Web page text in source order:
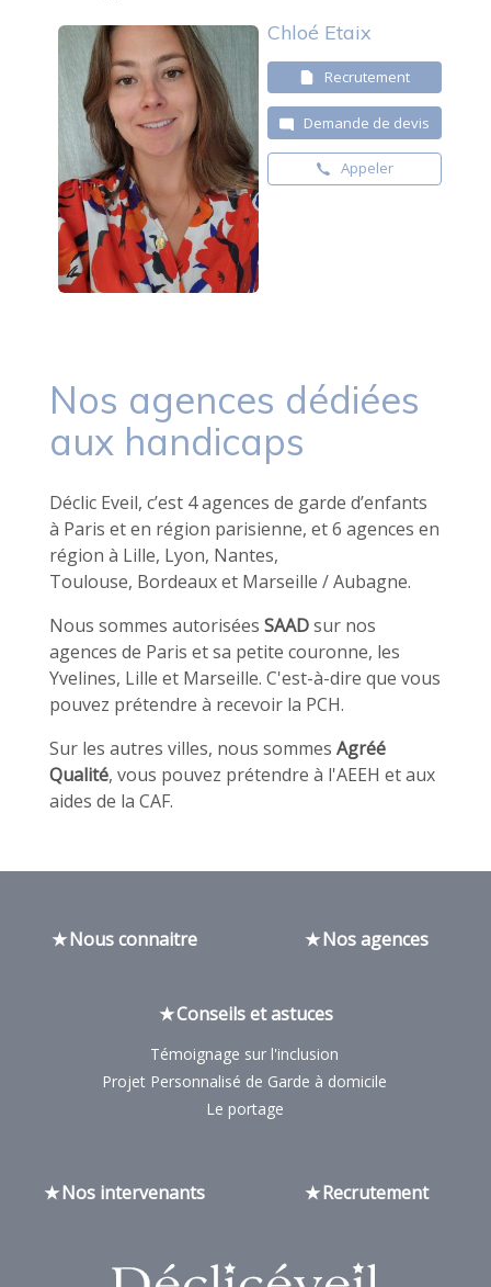
Chloé Etaix
Recrutement
Demande de devis
Appeler
Nos agences dédiées
aux handicaps
Déclic Eveil, c’est 4 agences de garde d’enfants
à Paris et en région parisienne, et 6 agences en
région à Lille, Lyon, Nantes,
Toulouse, Bordeaux et Marseille / Aubagne.
Nous sommes autorisées SAADsur nos
agences de Paris et sa petite couronne, les
Yvelines, Lille et Marseille. C'est-à-dire que vous
pouvez prétendre à recevoir la PCH.
Sur les autres villes, nous sommes Agréé
Qualité, vous pouvez prétendre à l'AEEH et aux
aides de la CAF.
Nous connaitre Nos agences
Conseils et astuces
Témoignage sur l'inclusion
Projet Personnalisé de Garde à domicile
Le portage
Nos intervenants Recrutement